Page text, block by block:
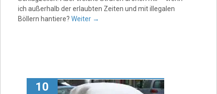
ich außerhalb der erlaubten Zeiten und mit illegalen
Böllern hantiere? Weiter →
10